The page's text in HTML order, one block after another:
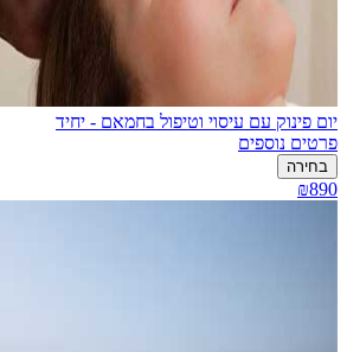
יום פינוק עם עיסוי וטיפול בחמאם - יחיד
פרטים נוספים
בחירה
₪890